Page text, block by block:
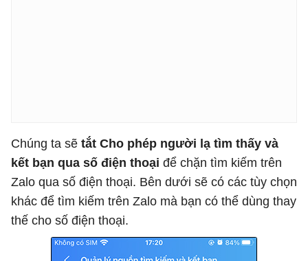
Chúng ta sẽ tắt Cho phép người lạ tìm thấy và
kết bạn qua số điện thoại để chặn tìm kiếm trên
Zalo qua số điện thoại. Bên dưới sẽ có các tùy chọn
khác để tìm kiếm trên Zalo mà bạn có thể dùng thay
thế cho số điện thoại.